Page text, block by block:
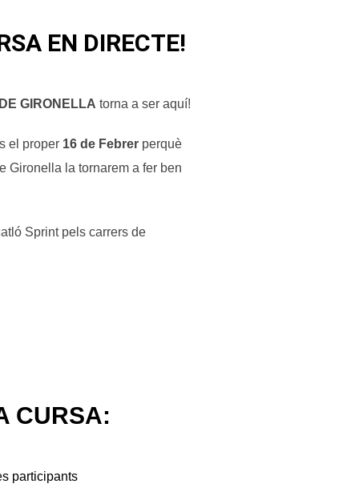
EN DIRECTE!
GIRONELLA torna a ser aquí!
el proper 16 de Febrer perquè
Gironella la tornarem a fer ben
Sprint pels carrers de
CURSA:
participants